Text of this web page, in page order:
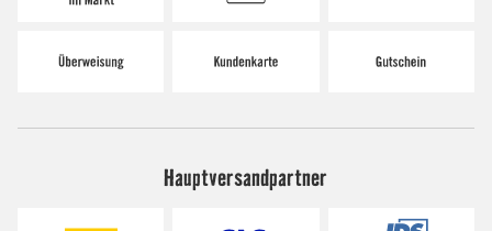
Hauptversandpartner